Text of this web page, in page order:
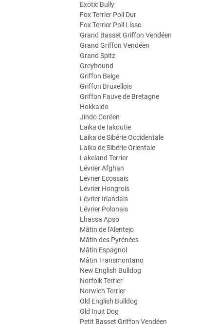
Exotic Bully
Fox Terrier Poil Dur
Fox Terrier Poil Lisse
Grand Basset Griffon Vendéen
Grand Griffon Vendéen
Grand Spitz
Greyhound
Griffon Belge
Griffon Bruxellois
Griffon Fauve de Bretagne
Hokkaido
Jindo Coréen
Laïka de Iakoutie
Laika de Sibérie Occidentale
Laika de Sibérie Orientale
Lakeland Terrier
Lévrier Afghan
Lévrier Ecossais
Lévrier Hongrois
Lévrier Irlandais
Lévrier Polonais
Lhassa Apso
Mâtin de l'Alentejo
Mâtin des Pyrénées
Mâtin Espagnol
Mâtin Transmontano
New English Bulldog
Norfolk Terrier
Norwich Terrier
Old English Bulldog
Old Inuit Dog
Petit Basset Griffon Vendéen